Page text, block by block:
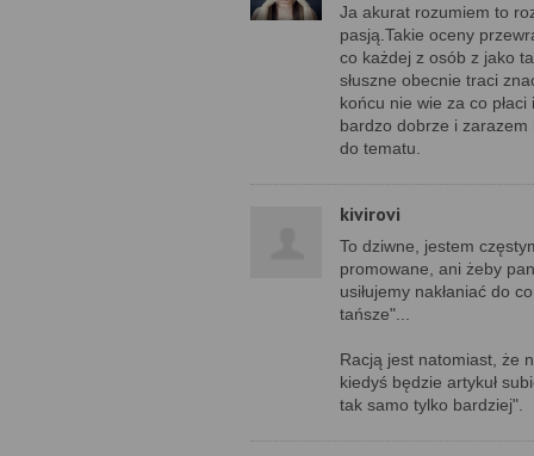
Ja akurat rozumiem to
pasją.Takie oceny
co każdej z osób z jako
słuszne obecnie traci
końcu nie wie za co
bardzo dobrze i
do tematu.
kivirovi
To dziwne, jestem
promowane, ani żeby
usiłujemy nakłaniać do
tańsze"...
Racją jest natomiast, że
kiedyś będzie artykuł
tak samo tylko bardziej".